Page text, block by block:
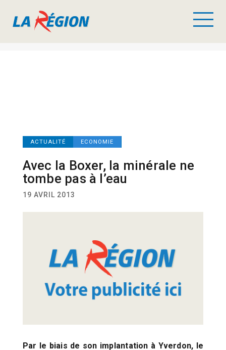
ACTUALITÉ ECONOMIE
Avec la Boxer, la minérale ne
tombe pas à l’eau
19 AVRIL 2013
Par le biais de son implantation à Yverdon, le